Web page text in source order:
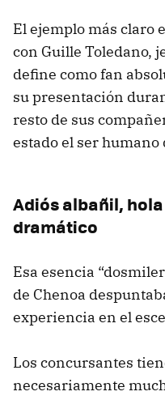
El ejemplo más claro
con Guille Toledano,
define como fan
su presentación
resto de sus
estado el ser
Adiós albañil,
dramático
Esa esencia
de Chenoa
experiencia en el
Los concursantes
necesariamente